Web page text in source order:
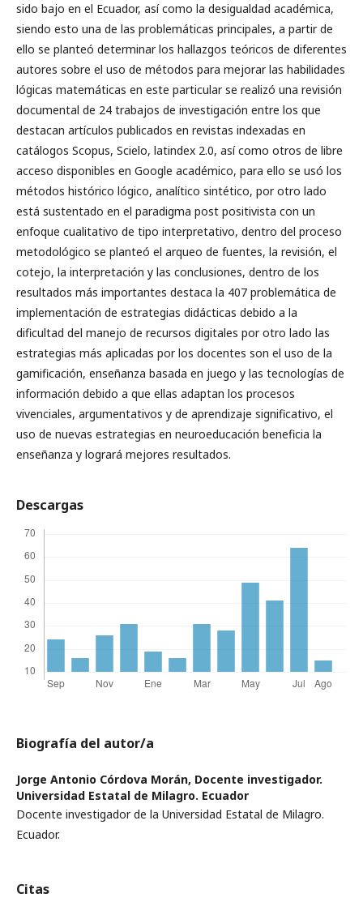
sido bajo en el Ecuador, así como la desigualdad académica,
siendo esto una de las problemáticas principales, a partir de
ello se planteó determinar los hallazgos teóricos de diferentes
autores sobre el uso de métodos para mejorar las habilidades
lógicas matemáticas en este particular se realizó una revisión
documental de 24 trabajos de investigación entre los que
destacan artículos publicados en revistas indexadas en
catálogos Scopus, Scielo, latindex 2.0, así como otros de libre
acceso disponibles en Google académico, para ello se usó los
métodos histórico lógico, analítico sintético, por otro lado
está sustentado en el paradigma post positivista con un
enfoque cualitativo de tipo interpretativo, dentro del proceso
metodológico se planteó el arqueo de fuentes, la revisión, el
cotejo, la interpretación y las conclusiones, dentro de los
resultados más importantes destaca la 407 problemática de
implementación de estrategias didácticas debido a la
dificultad del manejo de recursos digitales por otro lado las
estrategias más aplicadas por los docentes son el uso de la
gamificación, enseñanza basada en juego y las tecnologías de
información debido a que ellas adaptan los procesos
vivenciales, argumentativos y de aprendizaje significativo, el
uso de nuevas estrategias en neuroeducación beneficia la
enseñanza y logrará mejores resultados.
Descargas
Biografía del autor/a
Jorge Antonio Córdova Morán, Docente investigador.
Universidad Estatal de Milagro. Ecuador
Docente investigador de la Universidad Estatal de Milagro.
Ecuador.
Citas